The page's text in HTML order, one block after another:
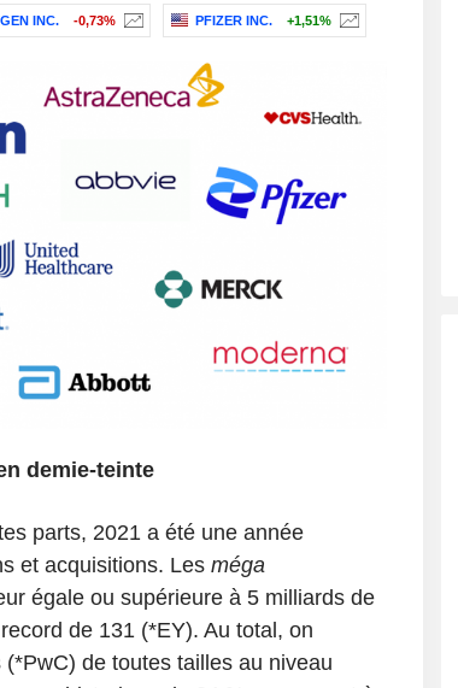
INC. -0,73% PFIZER INC. +1,51%
demie-teinte
parts, 2021 a été une année
et acquisitions. Les méga
égale ou supérieure à 5 milliards de
de 131 (*EY). Au total, on
de toutes tailles au niveau